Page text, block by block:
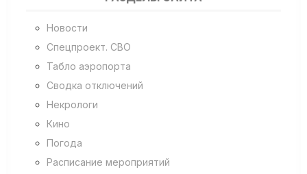
Новости
Спецпроект. СВО
Табло аэропорта
Сводка отключений
Некрологи
Кино
Погода
Расписание мероприятий